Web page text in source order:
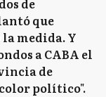
de
que
medida. Y
a CABA el
de
color político".